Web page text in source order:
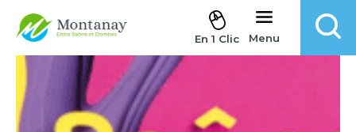
Aller au contenu
En 1 Clic Menu